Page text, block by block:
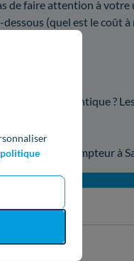
politique
de faire attention à
(quel est le coût à
?
en Loire-Atlantique ?
un tel service
sur votre compteur à
Linky)